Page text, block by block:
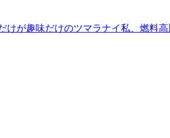
が趣味だけのツマラナイ私、燃料